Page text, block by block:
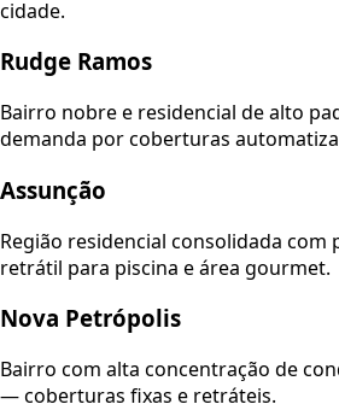
cidade.
Rudge Ramos
Bairro nobre e residencial de alto
demanda por coberturas
Assunção
Região residencial consolidada
retrátil para piscina e área gourmet.
Nova Petrópolis
Bairro com alta concentração de
— coberturas fixas e retráteis.